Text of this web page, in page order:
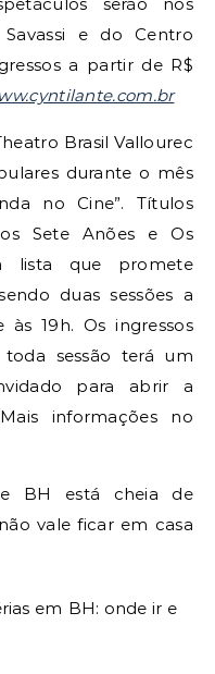
e do Centro
a partir de R$
Brasil Vallourec
durante o mês
no Cine”. Títulos
Sete Anões e Os
lista que promete
duas sessões a
às 19h. Os ingressos
sessão terá um
para abrir a
informações no
BH está cheia de
vale ficar em casa